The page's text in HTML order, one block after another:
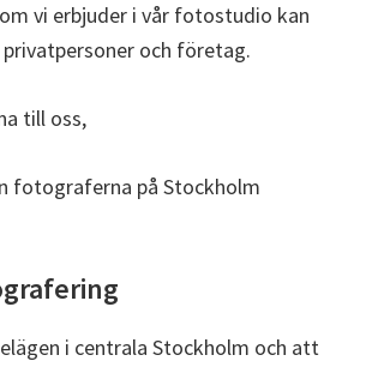
vi erbjuder i vår fotostudio kan
privatpersoner och företag.
till oss,
fotograferna på Stockholm
i centrala Stockholm och att